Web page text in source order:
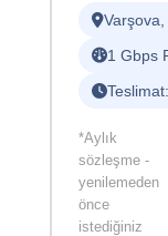
Varşova,
1 Gbps
*Aylık
sözleşme -
yenilemeden
önce
istediğiniz